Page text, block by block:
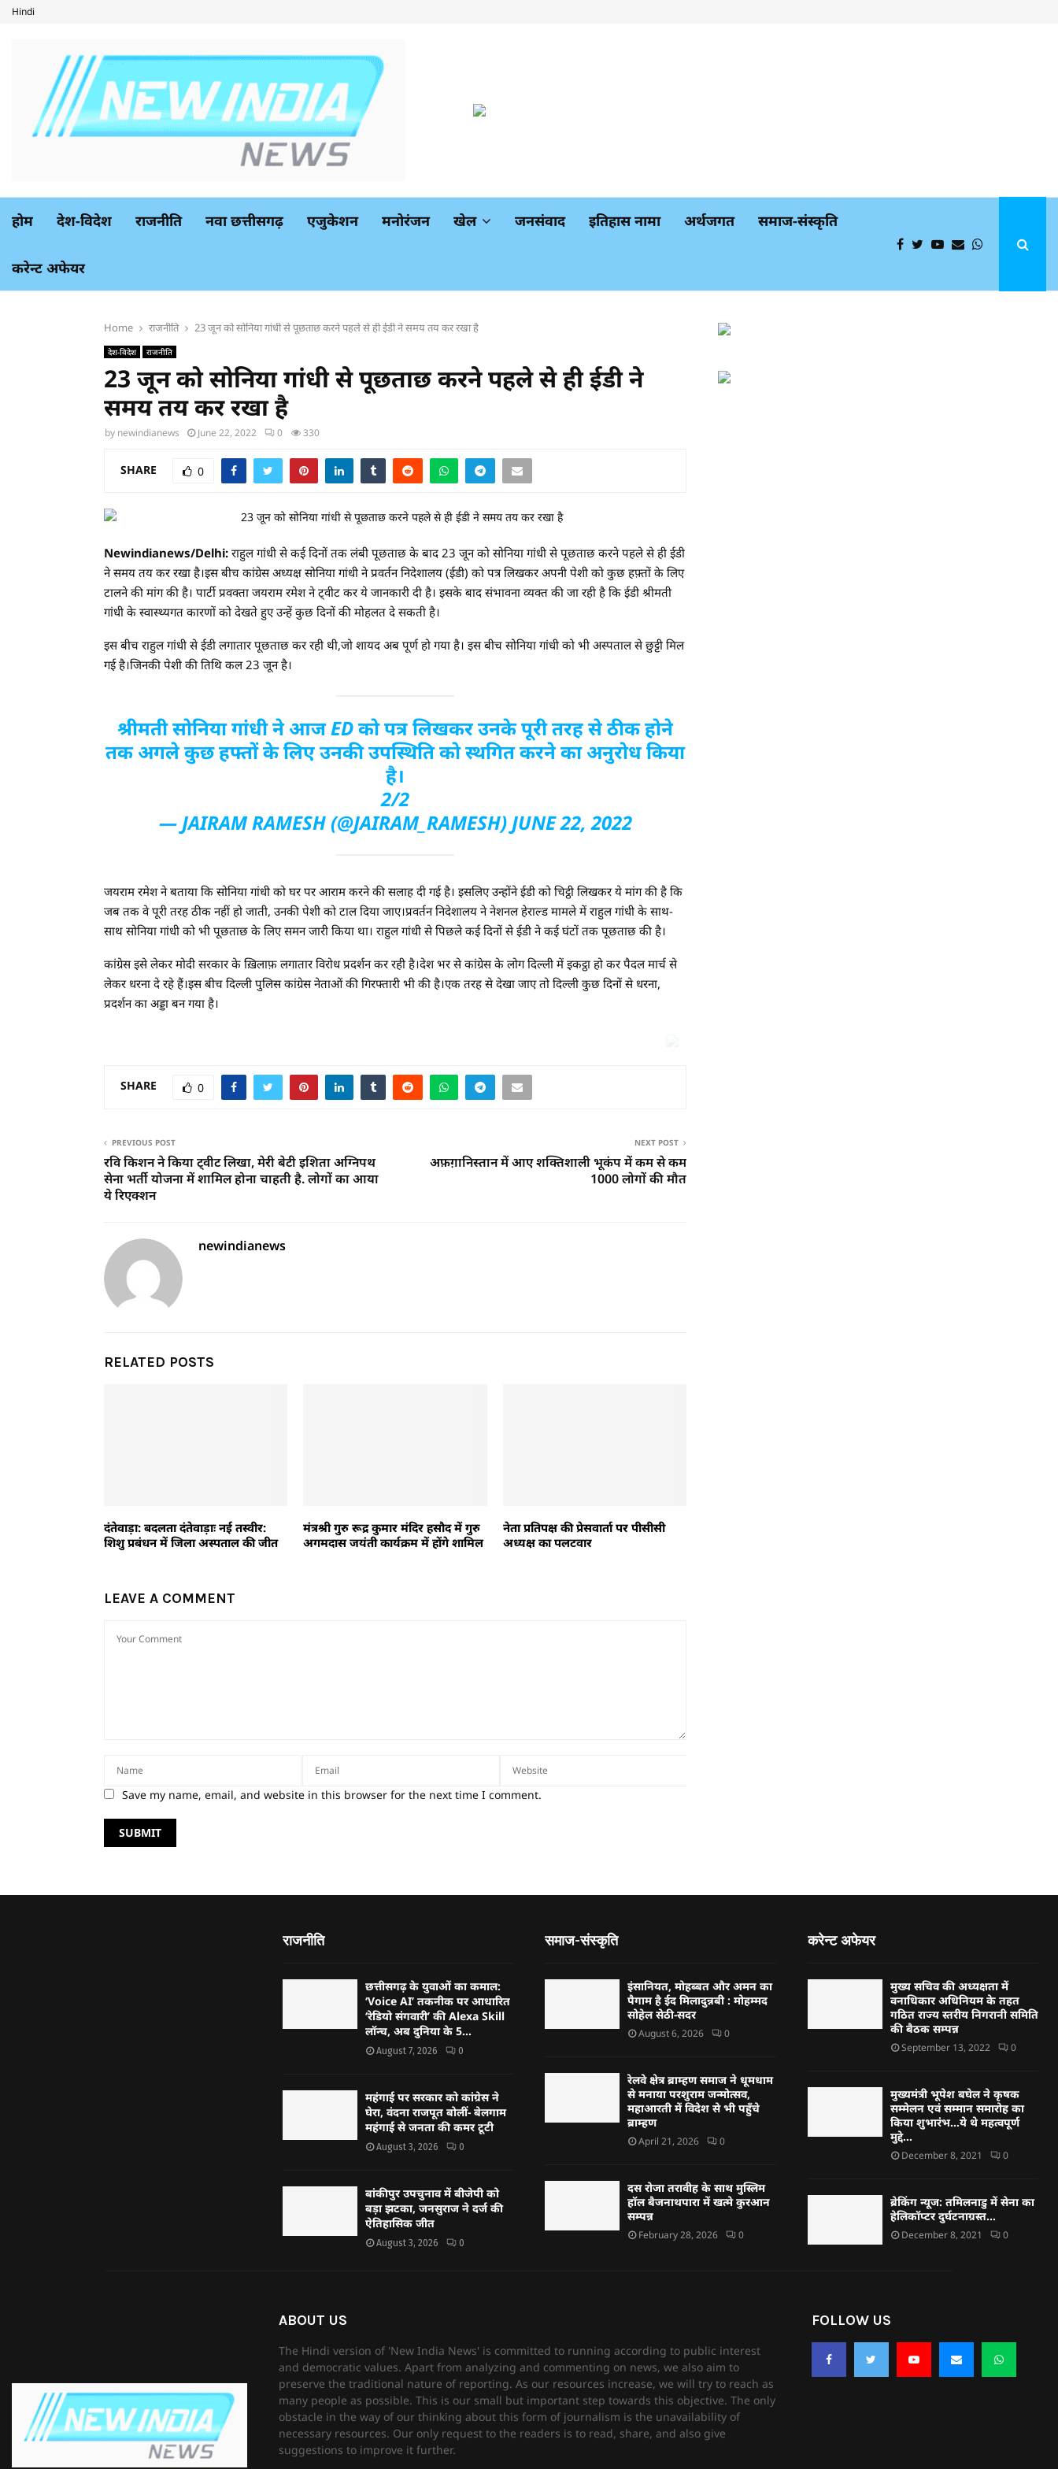
Hindi
होम देश-विदेश राजनीति नवा छत्तीसगढ़ एजुकेशन मनोरंजन खेल जनसंवाद इतिहास नामा अर्थजगत समाज-संस्कृति
करेन्ट अफेयर
Home राजनीति 23 जून को सोनिया गांधी से पूछताछ करने पहले से ही ईडी ने समय तय कर रखा है
देश-विदेश राजनीति
23 जून को सोनिया गांधी से पूछताछ करने पहले से ही ईडी ने
समय तय कर रखा है
by newindianews June 22, 2022 0 330
SHARE 0
Newindianews/Delhi: राहुल गांधी से कई दिनों तक लंबी पूछताछ के बाद 23 जून को सोनिया गांधी से पूछताछ करने पहले से ही ईडी
ने समय तय कर रखा है।इस बीच कांग्रेस अध्यक्ष सोनिया गांधी ने प्रवर्तन निदेशालय (ईडी) को पत्र लिखकर अपनी पेशी को कुछ हफ़्तों के लिए
टालने की मांग की है। पार्टी प्रवक्ता जयराम रमेश ने ट्वीट कर ये जानकारी दी है। इसके बाद संभावना व्यक्त की जा रही है कि ईडी श्रीमती
गांधी के स्वास्थ्यगत कारणों को देखते हुए उन्हें कुछ दिनों की मोहलत दे सकती है।
इस बीच राहुल गांधी से ईडी लगातार पूछताछ कर रही थी,जो शायद अब पूर्ण हो गया है। इस बीच सोनिया गांधी को भी अस्पताल से छुट्टी मिल
गई है।जिनकी पेशी की तिथि कल 23 जून है।
श्रीमती सोनिया गांधी ने आज ED को पत्र लिखकर उनके पूरी तरह से ठीक होने
तक अगले कुछ हफ्तों के लिए उनकी उपस्थिति को स्थगित करने का अनुरोध किया
है।
2/2
— JAIRAM RAMESH (@JAIRAM_RAMESH) JUNE 22, 2022
जयराम रमेश ने बताया कि सोनिया गांधी को घर पर आराम करने की सलाह दी गई है। इसलिए उन्होंने ईडी को चिट्ठी लिखकर ये मांग की है कि
जब तक वे पूरी तरह ठीक नहीं हो जाती, उनकी पेशी को टाल दिया जाए।प्रवर्तन निदेशालय ने नेशनल हेराल्ड मामले में राहुल गांधी के साथ-
साथ सोनिया गांधी को भी पूछताछ के लिए समन जारी किया था। राहुल गांधी से पिछले कई दिनों से ईडी ने कई घंटों तक पूछताछ की है।
कांग्रेस इसे लेकर मोदी सरकार के ख़िलाफ़ लगातार विरोध प्रदर्शन कर रही है।देश भर से कांग्रेस के लोग दिल्ली में इकट्ठा हो कर पैदल मार्च से
लेकर धरना दे रहे हैं।इस बीच दिल्ली पुलिस कांग्रेस नेताओं की गिरफ्तारी भी की है।एक तरह से देखा जाए तो दिल्ली कुछ दिनों से धरना,
प्रदर्शन का अड्डा बन गया है।
SHARE 0
PREVIOUS POST
रवि किशन ने किया ट्वीट लिखा, मेरी बेटी इशिता अग्निपथ
सेना भर्ती योजना में शामिल होना चाहती है. लोगों का आया
ये रिएक्शन
NEXT POST
अफ़ग़ानिस्तान में आए शक्तिशाली भूकंप में कम से कम
1000 लोगों की मौत
newindianews
RELATED POSTS
दंतेवाड़ा: बदलता दंतेवाड़ाः नई तस्वीर:
शिशु प्रबंधन में जिला अस्पताल की जीत
मंत्रश्री गुरु रूद्र कुमार मंदिर हसौद में गुरु
अगमदास जयंती कार्यक्रम में होंगे शामिल
नेता प्रतिपक्ष की प्रेसवार्ता पर पीसीसी
अध्यक्ष का पलटवार
LEAVE A COMMENT
Save my name, email, and website in this browser for the next time I comment.
राजनीति
छत्तीसगढ़ के युवाओं का कमाल:
‘Voice AI’ तकनीक पर आधारित
‘रेडियो संगवारी’ की Alexa Skill
लॉन्च, अब दुनिया के 5...
August 7, 2026 0
महंगाई पर सरकार को कांग्रेस ने
घेरा, वंदना राजपूत बोलीं- बेलगाम
महंगाई से जनता की कमर टूटी
August 3, 2026 0
बांकीपुर उपचुनाव में बीजेपी को
बड़ा झटका, जनसुराज ने दर्ज की
ऐतिहासिक जीत
August 3, 2026 0
समाज-संस्कृति
इंसानियत, मोहब्बत और अमन का
पैगाम है ईद मिलादुन्नबी : मोहम्मद
सोहेल सेठी-सदर
August 6, 2026 0
रेलवे क्षेत्र ब्राम्हण समाज ने धूमधाम
से मनाया परशुराम जन्मोत्सव,
महाआरती में विदेश से भी पहुँचे
ब्राम्हण
April 21, 2026 0
दस रोजा तरावीह के साथ मुस्लिम
हॉल बैजनाथपारा में खत्मे कुरआन
सम्पन्न
February 28, 2026 0
करेन्ट अफेयर
मुख्य सचिव की अध्यक्षता में
वनाधिकार अधिनियम के तहत
गठित राज्य स्तरीय निगरानी समिति
की बैठक सम्पन्न
September 13, 2022 0
मुख्यमंत्री भूपेश बघेल ने कृषक
सम्मेलन एवं सम्मान समारोह का
किया शुभारंभ…ये थे महत्वपूर्ण
मुद्दे…
December 8, 2021 0
ब्रेकिंग न्यूज: तमिलनाडु में सेना का
हेलिकॉप्टर दुर्घटनाग्रस्त…
December 8, 2021 0
ABOUT US
The Hindi version of 'New India News' is committed to running according to public interest
and democratic values. Apart from analyzing and commenting on news, we also aim to
preserve the traditional nature of reporting. As our resources increase, we will try to reach as
many people as possible. This is our small but important step towards this objective. The only
obstacle in the way of our thinking about this form of journalism is the unavailability of
necessary resources. Our only request to the readers is to read, share, and also give
suggestions to improve it further.
FOLLOW US